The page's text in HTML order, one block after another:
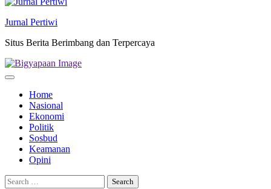
Jurnal Pertiwi
Situs Berita Berimbang dan Terpercaya
Home
Nasional
Ekonomi
Politik
Sosbud
Keamanan
Opini
Search